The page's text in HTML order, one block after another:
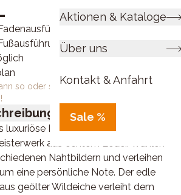
Aktionen & Kataloge
Über uns
Kontakt & Anfahrt
Sale %
wählbar
wählbar
so oder so ähnlich bestellt werden.
luxuriöse Ecksofa der Marke
aus echtem Leder. Wählen
Nahtbildern und verleihen
eine persönliche Note. Der edle
geölter Wildeiche verleiht dem